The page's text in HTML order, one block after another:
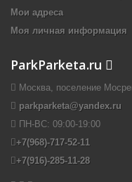
Мои адреса
Моя личная информация
ParkParketa.ru
Москва, поселение
parkparketa@yandex.ru
ПН-ВС: 09:00-19:00
+7(968)-717-52-11
+7(916)-285-11-28